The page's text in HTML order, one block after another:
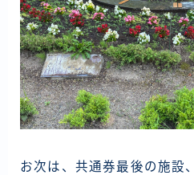
お次は、共通券最後の施設、